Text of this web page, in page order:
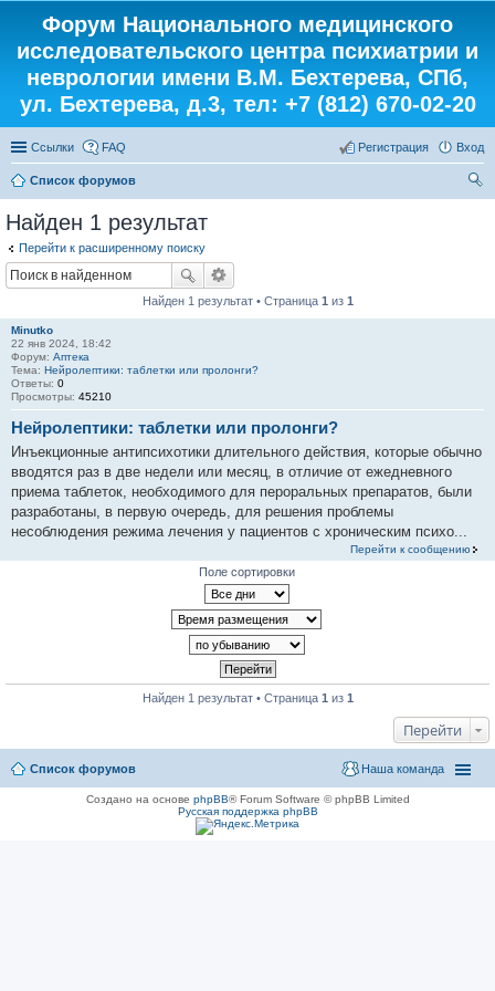
Форум Национального медицинского
исследовательского центра психиатрии и
неврологии имени В.М. Бехтерева, СПб,
ул. Бехтерева, д.3, тел: +7 (812) 670-02-20
Ссылки FAQ Вход
Регистрация
Список форумов
Найден 1 результат
Перейти к расширенному поиску
Найден 1 результат • Страница 1 из 1
Minutko
22 янв 2024, 18:42
Форум: Аптека
Тема: Нейролептики: таблетки или пролонги?
Ответы: 0
Просмотры: 45210
Нейролептики: таблетки или пролонги?
Инъекционные антипсихотики длительного действия, которые обычно
вводятся раз в две недели или месяц, в отличие от ежедневного
приема таблеток, необходимого для пероральных препаратов, были
разработаны, в первую очередь, для решения проблемы
несоблюдения режима лечения у пациентов с хроническим психо...
Перейти к сообщению
Поле сортировки
Найден 1 результат • Страница 1 из 1
Перейти
Список форумов Наша команда
Создано на основе phpBB® Forum Software © phpBB Limited
Русская поддержка phpBB